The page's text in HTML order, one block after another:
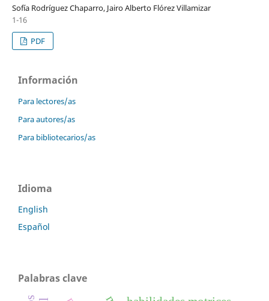
Sofía Rodríguez Chaparro, Jairo Alberto Flórez Villamizar
1-16
PDF
Información
Para lectores/as
Para autores/as
Para bibliotecarios/as
Idioma
English
Español
Palabras clave